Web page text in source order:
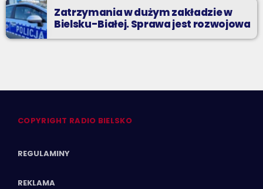
Zatrzymania w dużym zakładzie w
Bielsku-Białej. Sprawa jest rozwojowa
COPYRIGHT RADIO BIELSKO
REGULAMINY
REKLAMA